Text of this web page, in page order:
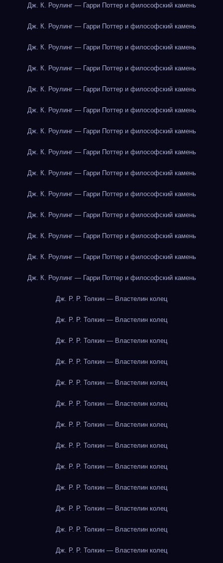
Дж. К. Роулинг — Гарри Поттер и философский камень
Дж. К. Роулинг — Гарри Поттер и философский камень
Дж. К. Роулинг — Гарри Поттер и философский камень
Дж. К. Роулинг — Гарри Поттер и философский камень
Дж. К. Роулинг — Гарри Поттер и философский камень
Дж. К. Роулинг — Гарри Поттер и философский камень
Дж. К. Роулинг — Гарри Поттер и философский камень
Дж. К. Роулинг — Гарри Поттер и философский камень
Дж. К. Роулинг — Гарри Поттер и философский камень
Дж. К. Роулинг — Гарри Поттер и философский камень
Дж. К. Роулинг — Гарри Поттер и философский камень
Дж. К. Роулинг — Гарри Поттер и философский камень
Дж. К. Роулинг — Гарри Поттер и философский камень
Дж. К. Роулинг — Гарри Поттер и философский камень
Дж. Р. Р. Толкин — Властелин колец
Дж. Р. Р. Толкин — Властелин колец
Дж. Р. Р. Толкин — Властелин колец
Дж. Р. Р. Толкин — Властелин колец
Дж. Р. Р. Толкин — Властелин колец
Дж. Р. Р. Толкин — Властелин колец
Дж. Р. Р. Толкин — Властелин колец
Дж. Р. Р. Толкин — Властелин колец
Дж. Р. Р. Толкин — Властелин колец
Дж. Р. Р. Толкин — Властелин колец
Дж. Р. Р. Толкин — Властелин колец
Дж. Р. Р. Толкин — Властелин колец
Дж. Р. Р. Толкин — Властелин колец